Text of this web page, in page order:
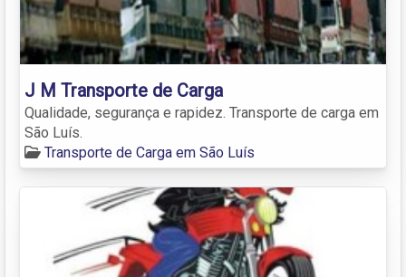
J M Transporte de Carga
Qualidade, segurança e rapidez. Transporte de carga em
São Luís.
Transporte de Carga em São Luís